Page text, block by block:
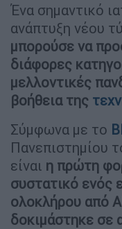
Ένα σημαντικό
ανάπτυξη νέου
μπορούσε να
διάφορες
μελλοντικές
βοήθεια της
Σύμφωνα με το
Πανεπιστημίου
είναι η πρώτη
συστατικό ενός
ολοκλήρου από
δοκιμάστηκε σε